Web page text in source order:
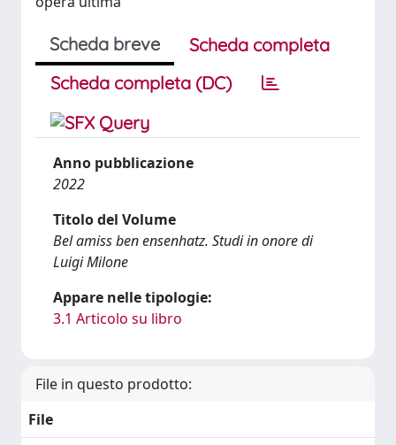
Scheda breve
Scheda completa
Scheda completa (DC)
Anno pubblicazione
2022
Titolo del Volume
Bel amiss ben ensenhatz. Studi in onore di
Luigi Milone
Appare nelle tipologie:
3.1 Articolo su libro
File in questo prodotto:
File